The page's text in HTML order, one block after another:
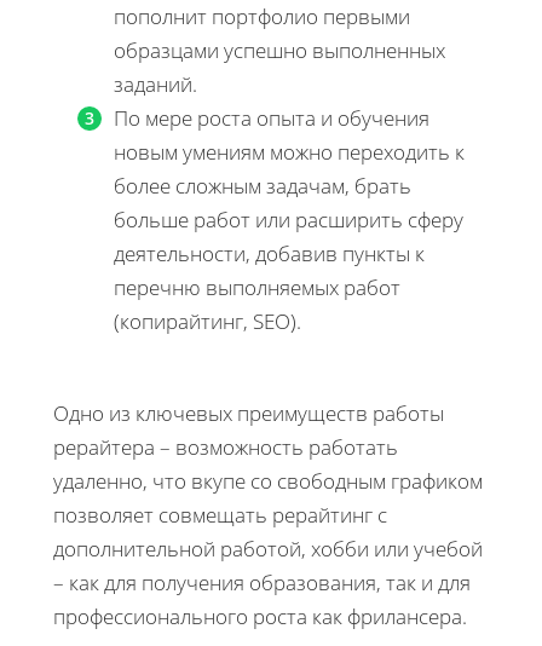
пополнит портфолио первыми
образцами успешно выполненных
заданий.
По мере роста опыта и обучения
новым умениям можно переходить к
более сложным задачам, брать
больше работ или расширить сферу
деятельности, добавив пункты к
перечню выполняемых работ
(копирайтинг, SEO).
Одно из ключевых преимуществ работы
рерайтера – возможность работать
удаленно, что вкупе со свободным графиком
позволяет совмещать рерайтинг с
дополнительной работой, хобби или учебой
– как для получения образования, так и для
профессионального роста как фрилансера.